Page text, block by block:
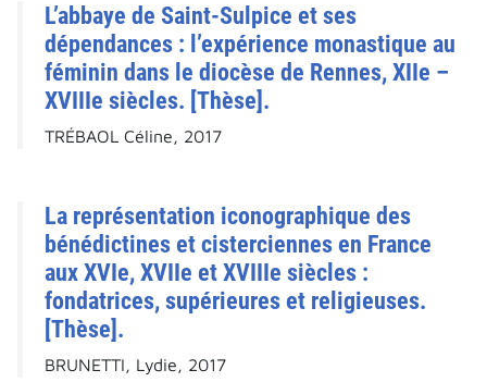
L’abbaye de Saint-Sulpice et ses
dépendances : l’expérience monastique au
féminin dans le diocèse de Rennes, XIIe –
XVIIIe siècles. [Thèse].
TRÉBAOL Céline, 2017
La représentation iconographique des
bénédictines et cisterciennes en France
aux XVIe, XVIIe et XVIIIe siècles :
fondatrices, supérieures et religieuses.
[Thèse].
BRUNETTI, Lydie, 2017